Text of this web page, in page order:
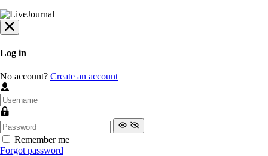
Log in
No account? Create an account
Remember me
Forgot password